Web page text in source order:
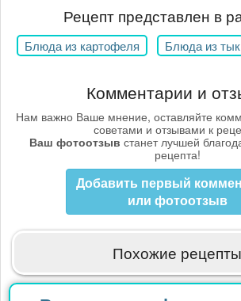
Рецепт представлен в
Блюда из картофеля Блюда из
Комментарии и
Нам важно Ваше мнение, оставляйте
советами и отзывами к
Ваш фотоотзыв станет лучшей
рецепта!
Добавить первый
или фотоотзыв
Похожие рецепты